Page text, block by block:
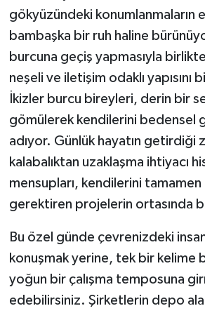
gökyüzündeki konumlanmaların
bambaşka bir ruh haline
burcuna geçiş yapmasıyla
neşeli ve iletişim odaklı yapısını
İkizler burcu bireyleri, derin bir
gömülerek kendilerini bedensel
adıyor. Günlük hayatın getirdiği
kalabalıktan uzaklaşma ihtiyacı
mensupları, kendilerini
gerektiren projelerin ortasında
Bu özel günde çevrenizdeki
konuşmak yerine, tek bir kelime
yoğun bir çalışma temposuna
edebilirsiniz. Şirketlerin depo